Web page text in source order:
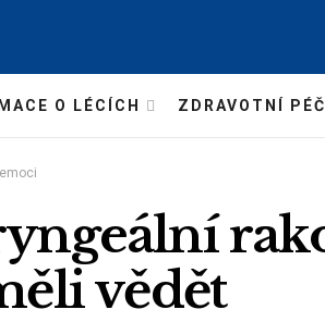
O LÉCÍCH ZDRAVOTNÍ
vědět